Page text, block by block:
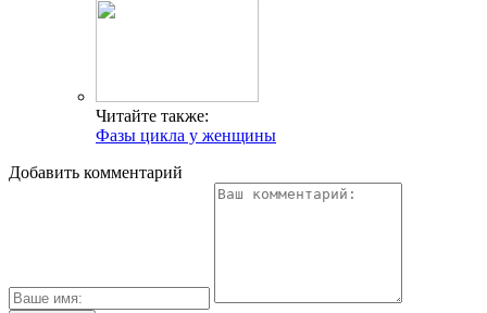
Читайте также:
Фазы цикла у женщины
Добавить комментарий